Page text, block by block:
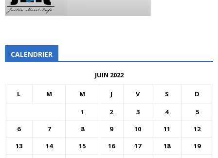
CALENDRIER
JUIN 2022
L M M J V S D
1 2 3 4
5
6
7 8 9 10 11
12
13
14 15 16 17 18
19